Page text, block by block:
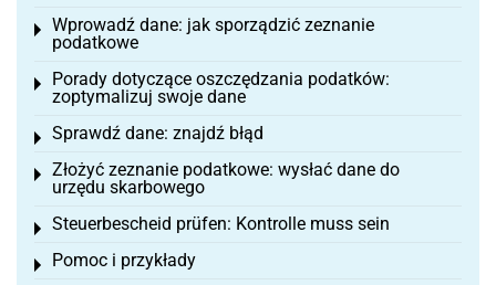
Wprowadź dane: jak sporządzić zeznanie
podatkowe
Toggle menu
Porady dotyczące oszczędzania podatków:
zoptymalizuj swoje dane
Toggle menu
Sprawdź dane: znajdź błąd
Toggle menu
Złożyć zeznanie podatkowe: wysłać dane do
urzędu skarbowego
Toggle menu
Steuerbescheid prüfen: Kontrolle muss sein
Toggle menu
Pomoc i przykłady
Toggle menu